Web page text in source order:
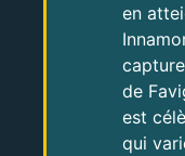
en
de
est
qui